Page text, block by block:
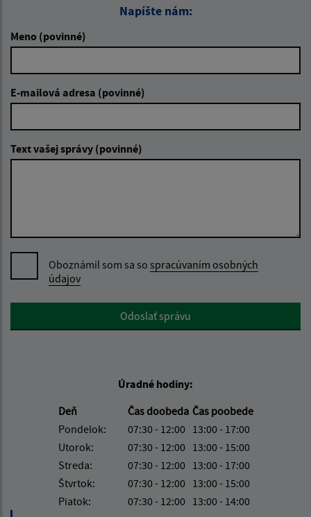
Napíšte nám:
Meno (povinné)
E-mailová adresa (povinné)
Text vašej správy (povinné)
Oboznámil som sa so spracúvaním osobných
údajov
Google reCaptcha ResponseOdoslať správu
Úradné hodiny:
Deň
Čas doobeda Čas poobede
Pondelok:
07:30 - 12:00 13:00 - 17:00
Utorok:
07:30 - 12:00 13:00 - 15:00
Streda:
07:30 - 12:00 13:00 - 17:00
Štvrtok:
07:30 - 12:00 13:00 - 15:00
Piatok:
07:30 - 12:00 13:00 - 14:00